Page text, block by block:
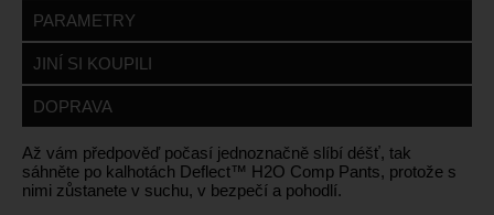
PARAMETRY
JINÍ SI KOUPILI
DOPRAVA
Až vám předpověď počasí jednoznačně slíbí déšť, tak
sáhněte po kalhotách Deflect™ H2O Comp Pants, protože s
nimi zůstanete v suchu, v bezpečí a pohodlí.